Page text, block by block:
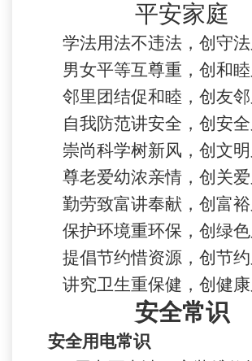
平安家庭
学法用法不违法，创守法
男女平等互尊重，创和睦
邻里团结促和睦，创友邻
自我防范讲安全，创安全
崇尚科学树新风，创文明
尊老爱幼浓亲情，创关爱
勤劳致富讲奉献，创富裕
保护环境重环保，创绿色
提倡节约惜资源，创节约
讲究卫生重保健，创健康
安全常识
安全用电常识